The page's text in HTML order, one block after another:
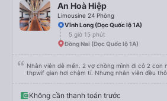
An Hoà Hiệp
Limousine 24 Phòng
Vĩnh Long (Dọc Quốc lộ 1A)
5 giờ 15 phút
Đồng Nai (Dọc Quốc lộ 1A)
Nhân viên dễ mến. 2 vợ chồng mình đi có 2 con
thpwif gian hơi chậm tí. Nhưng nhân viên đều
Không cần thanh toán trước